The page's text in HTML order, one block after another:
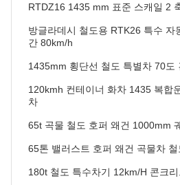
RTDZ16 1435 mm 표준 스캐일 2
방글라데시 철도용 RTK26 특수 자
간 80km/h
1435mm 횡단선 철도 특별차 70도
120kmh 컨테이너 화차 1435 복합
차
65t 곡물 철도 호퍼 왜건 1000mm
65톤 밸러스트 호퍼 왜건 곡물차
180t 철도 특수차기 12km/H 콘크